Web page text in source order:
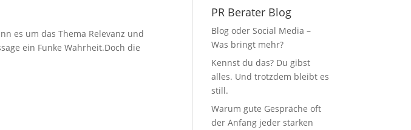
es um das Thema Relevanz und
ein Funke Wahrheit.Doch die
PR Berater Blog
Blog oder Social Media –
Was bringt mehr?
Kennst du das? Du gibst
alles. Und trotzdem bleibt es
still.
Warum gute Gespräche oft
der Anfang jeder starken